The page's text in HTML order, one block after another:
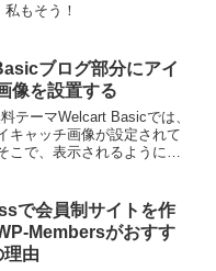
もそう！
ブログ部分にアイ
像を設置する
テーマWelcart Basicでは、
キャッチ画像が設定されて
こで、表示されるように設
で会員制サイトを作
Membersがおすす
理由